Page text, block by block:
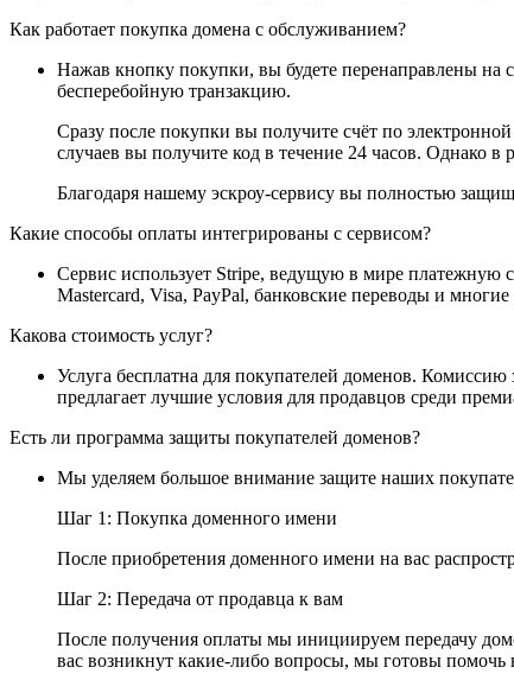
Как работает покупка домена с обслуживанием?
Нажав кнопку покупки, вы будете перенаправлены на
бесперебойную транзакцию.
Сразу после покупки вы получите счёт по
случаев вы получите код в течение 24 часов. Однако в
Благодаря нашему эскроу-сервису вы полностью
Какие способы оплаты интегрированы с сервисом?
Сервис использует Stripe, ведущую в мире платежную
Mastercard, Visa, PayPal, банковские переводы и
Какова стоимость услуг?
Услуга бесплатна для покупателей доменов.
предлагает лучшие условия для продавцов среди
Есть ли программа защиты покупателей доменов?
Мы уделяем большое внимание защите наших
Шаг 1: Покупка доменного имени
После приобретения доменного имени на вас
Шаг 2: Передача от продавца к вам
После получения оплаты мы инициируем передачу
вас возникнут какие-либо вопросы, мы готовы